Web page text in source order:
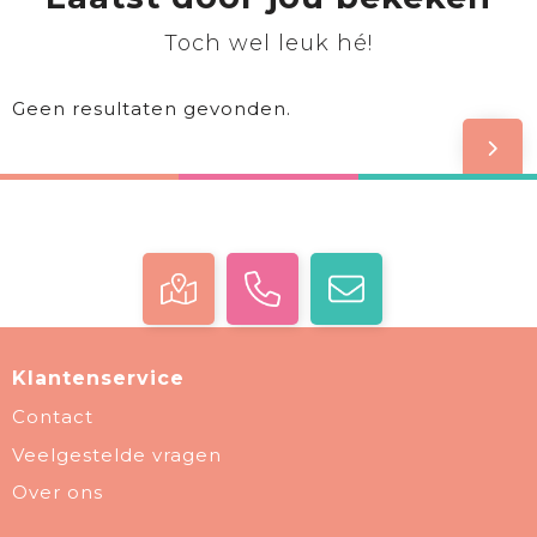
Toch wel leuk hé!
Geen resultaten gevonden.
Klantenservice
Contact
Veelgestelde vragen
Over ons